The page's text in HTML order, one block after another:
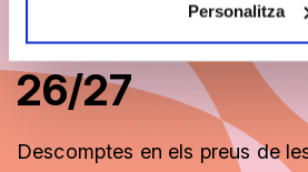
Personalitza
Abona't a
26/27
Descomptes en els preus de